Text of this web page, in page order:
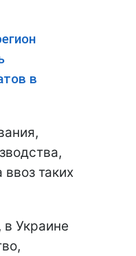
в
таких
в Украине